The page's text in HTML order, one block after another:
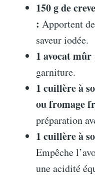
150 g de
: Apportent
saveur iodée.
1 avocat mûr
garniture.
1 cuillère à
ou fromage
préparation
1 cuillère à
Empêche
une acidité